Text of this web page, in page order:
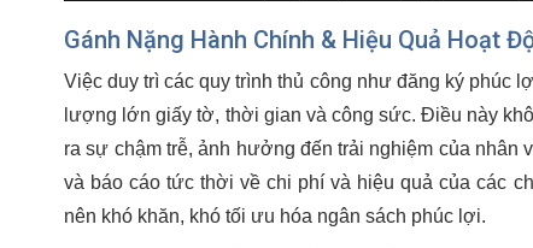
Gánh Nặng Hành Chính & Hiệu Quả Hoạt
Việc duy trì các quy trình thủ công như đăng ký phúc
lượng lớn giấy tờ, thời gian và công sức. Điều này
ra sự chậm trễ, ảnh hưởng đến trải nghiệm của
và báo cáo tức thời về chi phí và hiệu quả của các
nên khó khăn, khó tối ưu hóa ngân sách phúc lợi.